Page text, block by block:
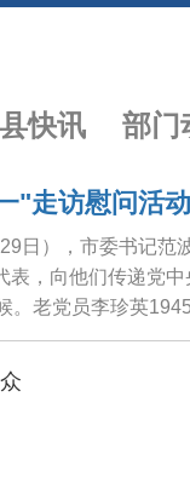
快讯 部门
"走访慰问活动
日），市委书记范
，向他们传递党
。老党员李珍英